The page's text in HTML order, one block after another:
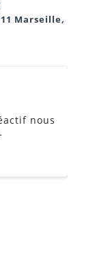
Marseille,
nous